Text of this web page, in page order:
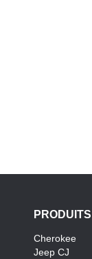
PRODUITS
Cherokee
Jeep CJ